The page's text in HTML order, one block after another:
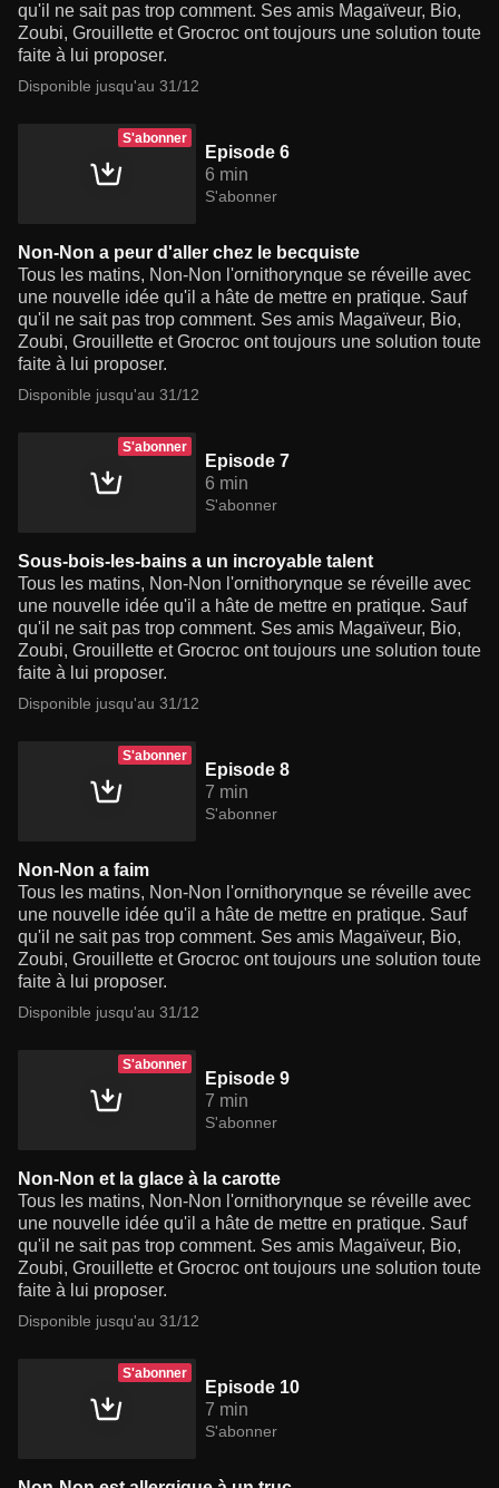
qu'il ne sait pas trop comment. Ses amis Magaïveur, Bio,
Zoubi, Grouillette et Grocroc ont toujours une solution toute
faite à lui proposer.
Disponible jusqu'au 31/12
S'abonner
Episode 6
6 min
S'abonner
Non-Non a peur d'aller chez le becquiste
Tous les matins, Non-Non l'ornithorynque se réveille avec
une nouvelle idée qu'il a hâte de mettre en pratique. Sauf
qu'il ne sait pas trop comment. Ses amis Magaïveur, Bio,
Zoubi, Grouillette et Grocroc ont toujours une solution toute
faite à lui proposer.
Disponible jusqu'au 31/12
S'abonner
Episode 7
6 min
S'abonner
Sous-bois-les-bains a un incroyable talent
Tous les matins, Non-Non l'ornithorynque se réveille avec
une nouvelle idée qu'il a hâte de mettre en pratique. Sauf
qu'il ne sait pas trop comment. Ses amis Magaïveur, Bio,
Zoubi, Grouillette et Grocroc ont toujours une solution toute
faite à lui proposer.
Disponible jusqu'au 31/12
S'abonner
Episode 8
7 min
S'abonner
Non-Non a faim
Tous les matins, Non-Non l'ornithorynque se réveille avec
une nouvelle idée qu'il a hâte de mettre en pratique. Sauf
qu'il ne sait pas trop comment. Ses amis Magaïveur, Bio,
Zoubi, Grouillette et Grocroc ont toujours une solution toute
faite à lui proposer.
Disponible jusqu'au 31/12
S'abonner
Episode 9
7 min
S'abonner
Non-Non et la glace à la carotte
Tous les matins, Non-Non l'ornithorynque se réveille avec
une nouvelle idée qu'il a hâte de mettre en pratique. Sauf
qu'il ne sait pas trop comment. Ses amis Magaïveur, Bio,
Zoubi, Grouillette et Grocroc ont toujours une solution toute
faite à lui proposer.
Disponible jusqu'au 31/12
S'abonner
Episode 10
7 min
S'abonner